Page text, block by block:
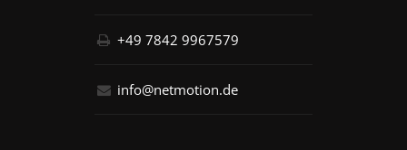
+49 7842 9967579
info@netmotion.de